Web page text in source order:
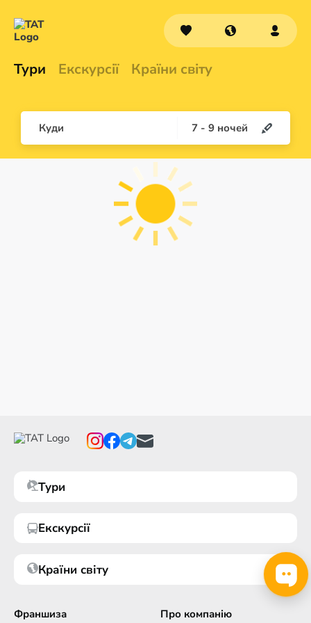
Тури Екскурсії Країни світу
Куди 7 - 9 ночей
Тури
Екскурсії
Країни світу
Франшиза
Про компанію